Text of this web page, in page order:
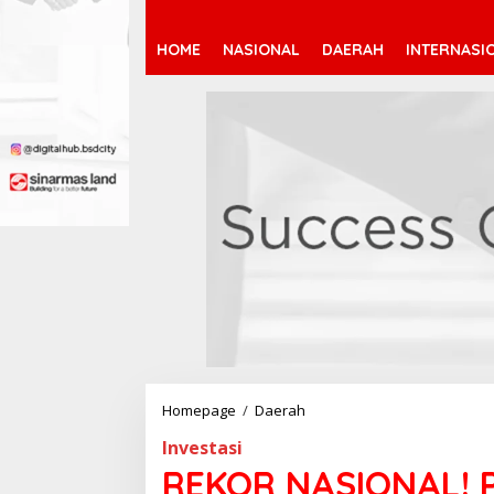
HOME NASIONAL DAERAH
Homepage / Daerah
O
R
Investasi
REKOR